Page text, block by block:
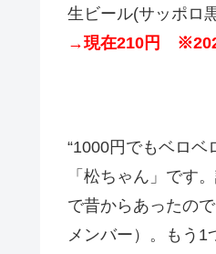
生ビール(サッポロ
→現在210円
“1000円でもベロベ
「松ちゃん」です
で昔からあったの
メンバー）。もう1